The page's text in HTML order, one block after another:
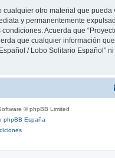
otro material que
y permanentemente
Acuerda que
que cualquier información
/ Lobo Solitario Español”
© phpBB Limited
phpBB España